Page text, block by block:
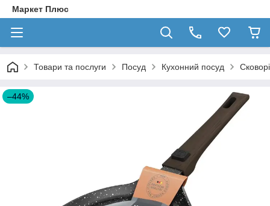
Маркет Плюс
Товари та послуги Посуд Кухонний посуд
–44%